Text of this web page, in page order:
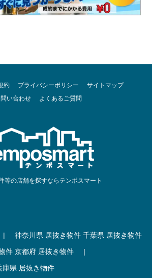
約 プライバシーポリシー
サイトマップ
い合わせ
よくあるご質問
等の店舗を探すならテンポスマート
| 神奈川県 居抜き物件 千葉県 居抜き物件
件 京都府 居抜き物件
|
庫県 居抜き物件